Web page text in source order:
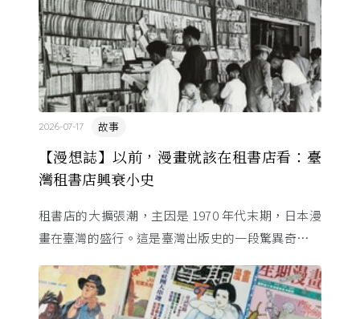
【漫想誌】以前，漫畫就該在租書店看：臺
灣租書店興衰小史
故事
2026-07-17
租書店的大擴張潮，主因是 1970 年代末期，日本漫
畫在臺灣的盛行。這是臺灣出版史的一段驚異奇航。
的協定保護 ...